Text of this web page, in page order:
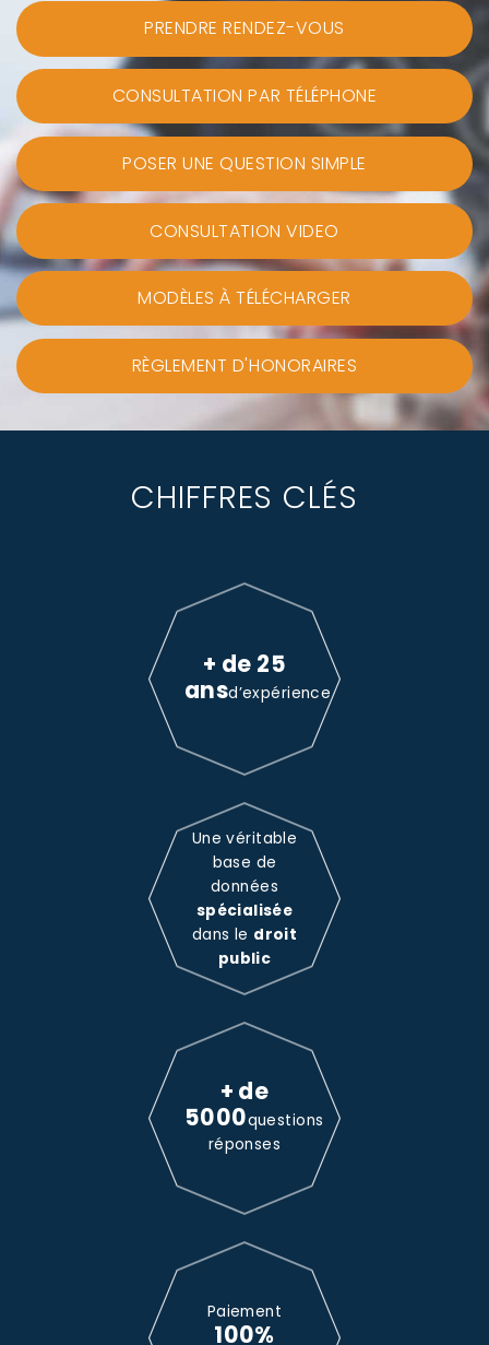
PRENDRE RENDEZ-VOUS
CONSULTATION PAR TÉLÉPHONE
POSER UNE QUESTION SIMPLE
CONSULTATION VIDEO
MODÈLES À TÉLÉCHARGER
RÈGLEMENT D'HONORAIRES
CHIFFRES CLÉS
+ de 25
ansd’expérience
Une véritable
base de
données
spécialisée
dans le droit
public
+ de
5000questions
réponses
Paiement
100%